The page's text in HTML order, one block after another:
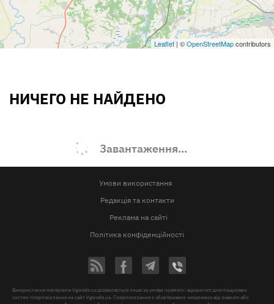
Leaflet | ©OpenStreetMapcontributors
НИЧЕГО НЕ НАЙДЕНО
Завантаження...
Умови використання
Редакція та контакти
Реклама на сайті
Політика конфіденційності
Використання матеріалів Vgorode.ua дозволяється лише за умови прямого і відкритого для пошукових
систем гіперпосилання на сайт Vgorode.ua. Гіперпосилання є обов'язковим незалежно від повного або